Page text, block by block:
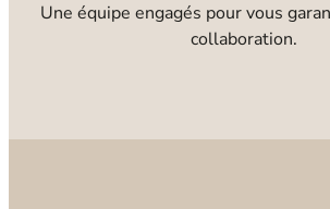
Une équipe engagés pour vous
collaboration.